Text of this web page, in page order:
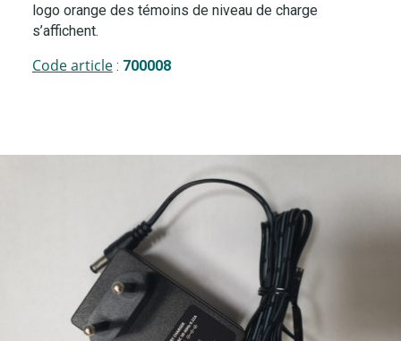
logo orange des témoins de niveau de charge
s’affichent.
Code article: 700008